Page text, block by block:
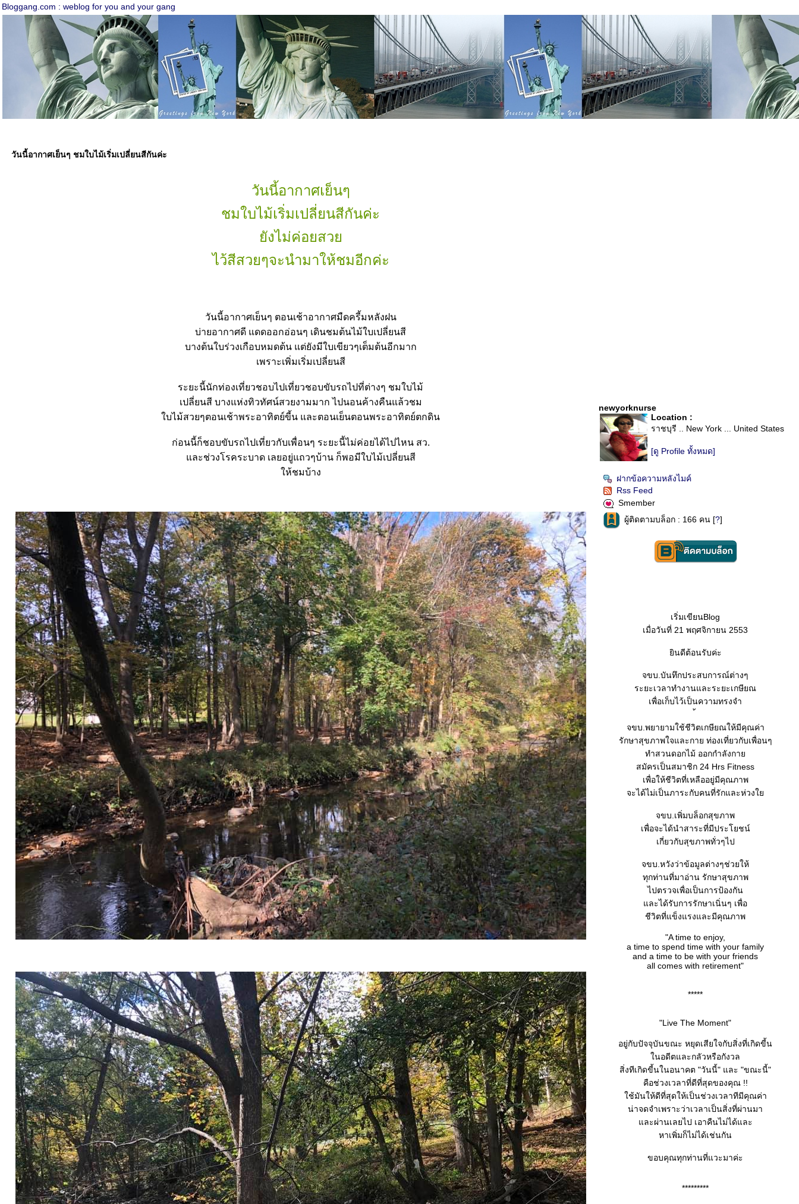
Bloggang.com : weblog for you and your gang
วันนี้อากาศเย็นๆ ชมใบไม้เริ่มเปลี่ยนสีกันค่ะ
วันนี้อากาศเย็นๆ
ชมใบไม้เริ่มเปลี่ยนสีกันค่ะ
ังไม่ค่อยสว
ไว้สีสวยๆจะนำมาให้ชมอีกค่ะ
วันนี้อากาศเย็นๆ ตอนเช้าอากาศมืดครี้มหลังฝน
บ่ายอากาศดี แดดออกอ่อนๆ เดินชมต้นไม้ใบเปลี่ยนสี
บางต้นใบร่วงเกือบหมดต้น แต่ยังมีใบเขียวๆเต็มต้นอีกมาก
เพราะเพิ่มเริ่มเปลี่ยนสี
ระยะนี้นักท่องเที่ยวชอบไปเที่ยวชอบขับรถไปที่ต่างๆ ชมใบไม้
เปลี่ยนสี บางแห่งทิวทัศน์สวยงามมาก ไปนอนค้างคืนแล้วชม
บไม้สวยๆตอนเช้าพระอาทิตย์ขี้น และตอนเย็นตอนพระอาทิตย์ตกดิน
ก่อนนี้ก็ชอบขับรถไปเที่ยวกับเพื่อนๆ ระยะนี้ไม่ค่อยได้ไปไหน สว.
ละช่วงโรคระบาด เลยอยู่แถวๆบ้าน ก็พอมีใบไม้เปลี่ยนสี
ห้ชมบ้าง
newyorknurse
Location :
ราชบุรี .. New York ... United States
[ดู Profile ทั้งหมด]
ฝากข้อความหลังไมค์
Rss Feed
Smember
ผู้ติดตามบล็อก : 166 คน [?]
เริ่มเขียนBlog
เมื่อวันที่ 21 พฤศจิกายน 2553
ินดีต้อนรับค่ะ
จขบ.บันทึกประสบการณ์ต่างๆ
ระยะเวลาทำงานและระยะเกษียณ
เพื่อเก็บไว้เป็นความทรงจำ
จขบ.พยายามใช้ชีวิตเกษียณให้มีคุณค่า
รักษาสุขภาพใจและกาย ท่องเที่ยวกับเพื่อนๆ
ทำสวนดอกไม้ ออกกำลังกา
สมัครเป็นสมาชิก 24 Hrs Fitness
เพื่อให้ชีวิตที่เหลืออยู่มีคุณภาพ
จะได้ไม่เป็นภาระกับคนที่รักและห่วง
จขบ.เพิ่มบล็อกสุขภาพ
เพื่อจะได้นำสาระที่มีประโยชน์
เกี่ยวกับสุขภาพทั่วๆไป
จขบ.หวังว่าข้อมูลต่างๆช่วยให้
ทุกท่านที่มาอ่าน รักษาสุขภาพ
ไปตรวจเพื่อเป็นการป้องกัน
ละได้รับการรักษาเนิ่นๆ เพื่อ
ชีวิตที่แข็งแรงและมีคุณภาพ
"A time to enjoy,
a time to spend time with your family
and a time to be with your friends
all comes with retirement"
*****
"Live The Moment"
อยู่กับปัจจุบันขณะ หยุดเสียใจกับสิ่งที่เกิดขี้น
นอดีตและกลัวหรือกังวล
สิ่งทีเกิดขี้นในอนาคต "วันนี้" และ "ขณะนี้"
คือช่วงเวลาที่ดีที่สุดของคุณ !!
ช้มันให้ดีที่สุดให้เป็นช่วงเวลาทีมีคุณค่า
น่าจดจำเพราะว่าเวลาเป็นสิ่งที่ผ่านมา
ละผ่านเลยไป เอาคืนไม่ได้และ
หาเพิ่มก็ไม่ได้เช่นกัน
ขอบคุณทุกท่านที่แวะมาค่ะ
*********